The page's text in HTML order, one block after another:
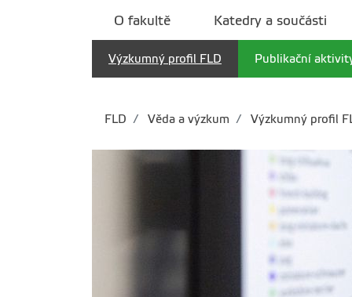
O fakultě Katedry a součásti
Výzkumný profil FLD Publikační
FLD Věda a výzkum Výzkumný profil